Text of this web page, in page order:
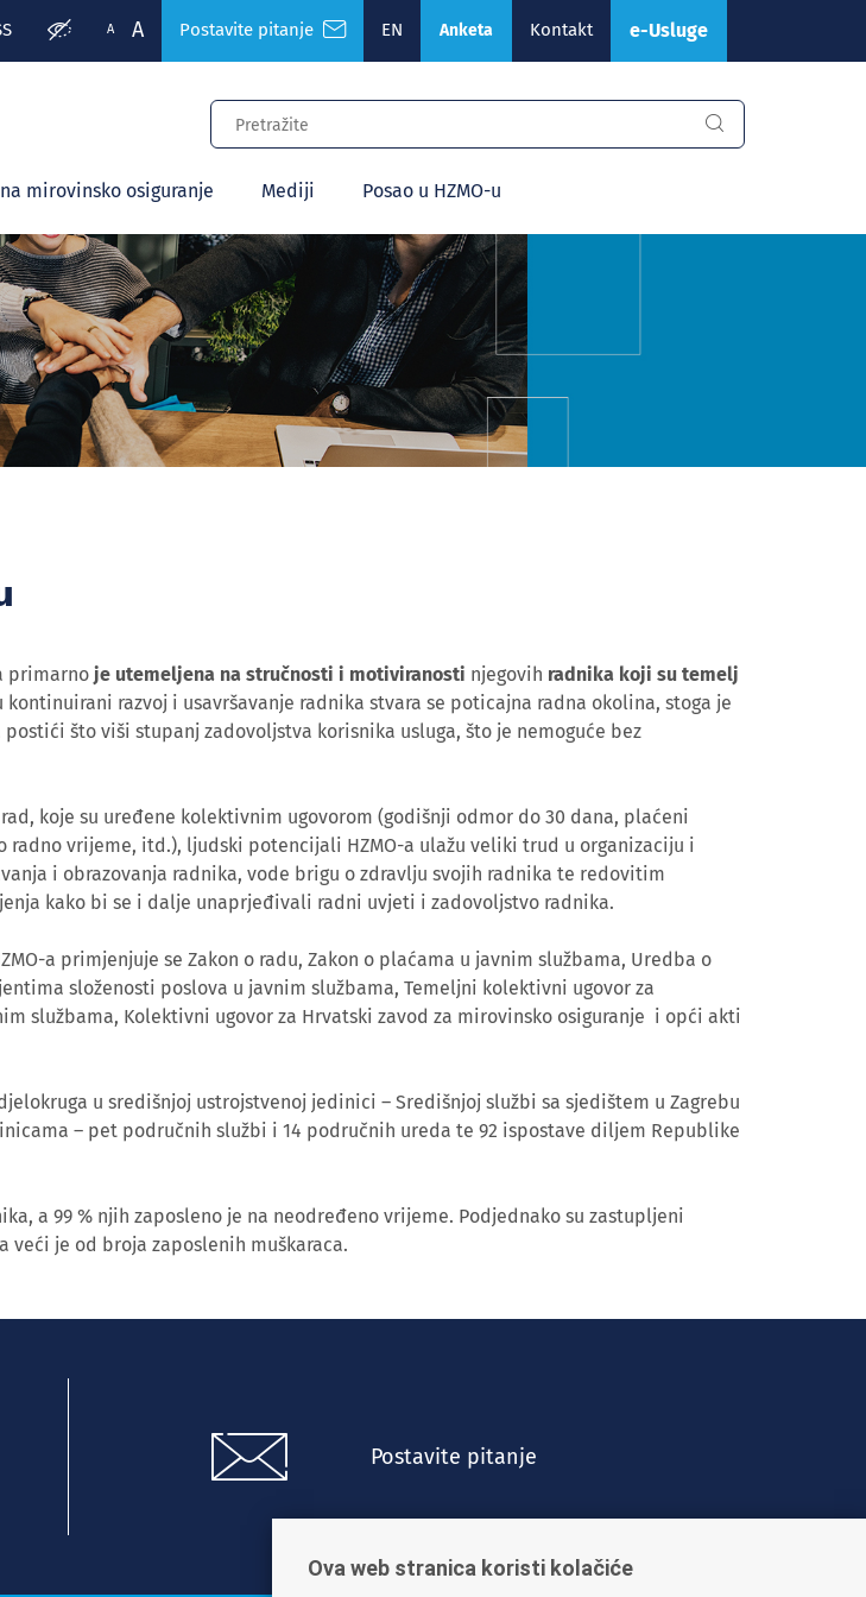
A A Postavite pitanje EN Anketa Kontakt e-Usluge
mirovinsko osiguranje Mediji Posao u HZMO-u
primarno je utemeljena na stručnosti i motiviranosti njegovih radnika koji su temelj
kontinuirani razvoj i usavršavanje radnika stvara se poticajna radna okolina, stoga je
što viši stupanj zadovoljstva korisnika usluga, što je nemoguće bez
koje su uređene kolektivnim ugovorom (godišnji odmor do 30 dana, plaćeni
radno vrijeme, itd.), ljudski potencijali HZMO-a ulažu veliki trud u organizaciju i
i obrazovanja radnika, vode brigu o zdravlju svojih radnika te redovitim
kako bi se i dalje unaprjeđivali radni uvjeti i zadovoljstvo radnika.
a primjenjuje se Zakon o radu, Zakon o plaćama u javnim službama, Uredba o
složenosti poslova u javnim službama, Temeljni kolektivni ugovor za
službama, Kolektivni ugovor za Hrvatski zavod za mirovinsko osiguranje i opći akti
u središnjoj ustrojstvenoj jedinici – Središnjoj službi sa sjedištem u Zagrebu
– pet područnih službi i 14 područnih ureda te 92 ispostave diljem Republike
a 99 % njih zaposleno je na neodređeno vrijeme. Podjednako su zastupljeni
veći je od broja zaposlenih muškaraca.
Postavite pitanje
Ova web stranica koristi kolačiće